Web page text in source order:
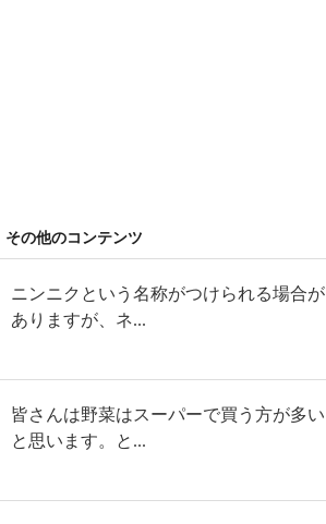
その他のコンテンツ
ニンニクという名称がつけられる場合が
ありますが、ネ...
皆さんは野菜はスーパーで買う方が多い
と思います。と...